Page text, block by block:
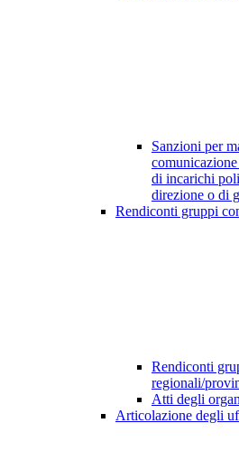
Sanzioni per
di incarichi
direzione o di
Rendiconti gruppi
Rendiconti
regionali/
Atti degli
Articolazione degli